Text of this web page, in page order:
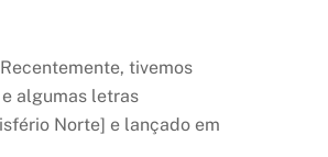
tivemos
algumas letras
Norte] e lançado em